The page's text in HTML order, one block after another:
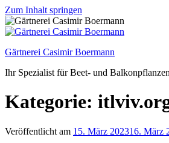
Zum Inhalt springen
Gärtnerei Casimir Boermann
Ihr Spezialist für Beet- und Balkonpflanzen
Kategorie:
Veröffentlicht am 15. März 202316. März